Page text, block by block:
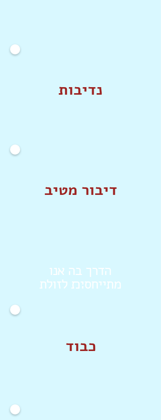
נדיבות
דיבור מטיב
הדרך בה אנו
מתייחס׊׉ לזולת
כבוד